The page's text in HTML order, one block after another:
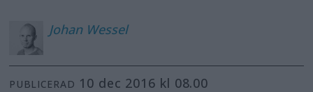
Johan Wessel
PUBLICERAD 10 dec 2016 kl 08.00